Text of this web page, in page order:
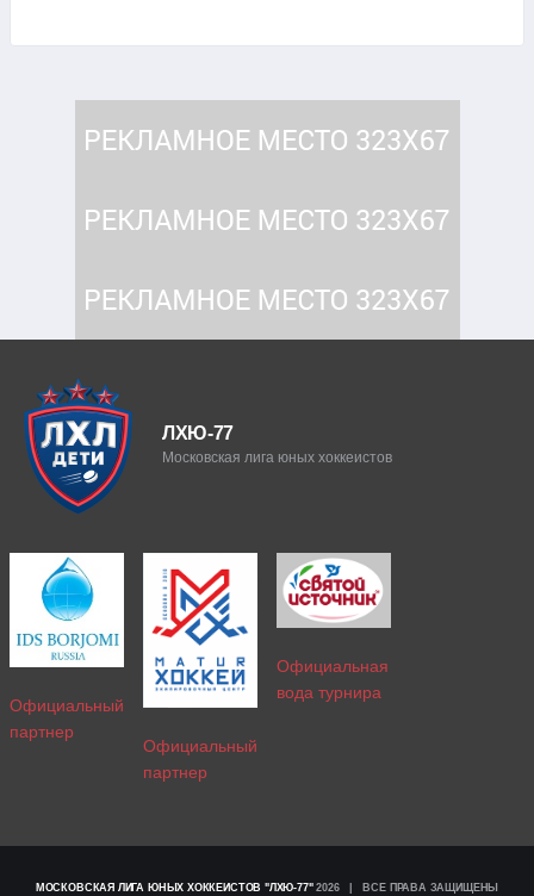
ЛХЮ-77
Московская лига юных хоккеистов
Официальный
партнер
Официальный
партнер
Официальная
вода турнира
МОСКОВСКАЯ ЛИГА ЮНЫХ ХОККЕИСТОВ "ЛХЮ-77"2026 | ВСЕ ПРАВА ЗАЩИЩЕНЫ